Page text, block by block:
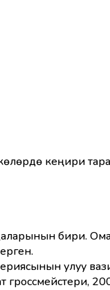
кеңири
бири.
улуу
гроссмейстери,